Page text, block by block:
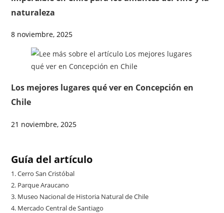
naturaleza
8 noviembre, 2025
Los mejores lugares qué ver en Concepción en
Chile
21 noviembre, 2025
Guía del artículo
1.Cerro San Cristóbal
2. Parque Araucano
3. Museo Nacional de Historia Natural de Chile
4. Mercado Central de Santiago